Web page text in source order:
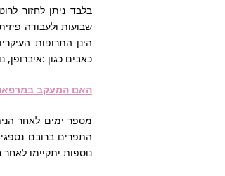
הינן התרופות
כאבים כגון :איברופן,
האם המעקב
מספר ימים לאחר
התפרים ברובם
נוספות יתקיימו לאחר חודש, 3 חודשים, חצי שנה ושנה. ביקורות